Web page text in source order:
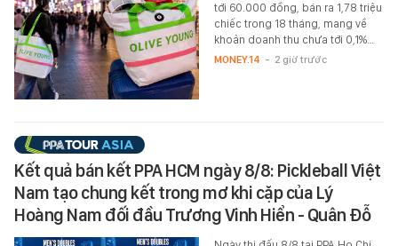
tới 60.000 đồng, bán ra 1,78 triệu
chiếc trong 18 tháng, mang về
khoản doanh thu chưa tới 0,1%…
MONEY.14 - 2 giờ trước
Kết quả bán kết PPA HCM ngày 8/8: Pickleball Việt
Nam tạo chung kết trong mơ khi cặp của Lý
Hoàng Nam đối đầu Trương Vinh Hiển - Quân Đỗ